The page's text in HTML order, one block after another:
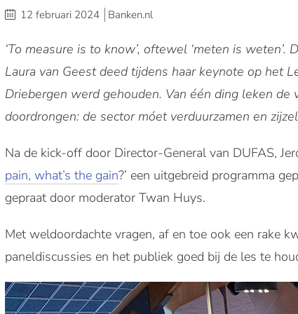
12 februari 2024 Banken.nl
‘To measure is to know’, oftewel ‘meten is weten’.
Laura van Geest deed tijdens haar keynote op het
Driebergen werd gehouden. Van één ding leken
doordrongen: de sector móet verduurzamen en
Na de kick-off door Director-General van DUFAS,
pain, what’s the gain?’ een uitgebreid programma
gepraat door moderator Twan Huys.
Met weldoordachte vragen, af en toe ook een rake
paneldiscussies en het publiek goed bij de les te